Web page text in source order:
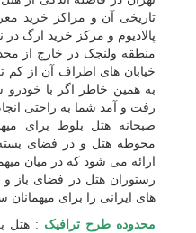
تاریخی آن و مراکز خرید
پالادیوم و مرکز خرید ارگ
منطقه ولنجک در خارج از
خیابان های اطراف آن از کم
به همین خاطر اگر با
رفت و آمد شما به راحتی
صبحانه هتل بلوط برای
محوطه هتل و در فضای بسته
ارائه می شود که در میان
رستوران هتل در فضای باز و
های ایرانی را برای میهمانان
محدوده طرح ترافیک : هتل